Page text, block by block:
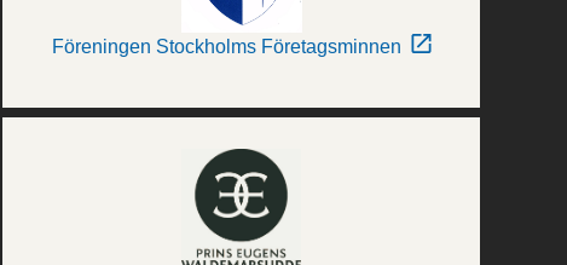
Föreningen Stockholms Företagsminnen